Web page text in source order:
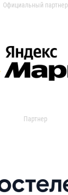
Официальный партнер
Партнер